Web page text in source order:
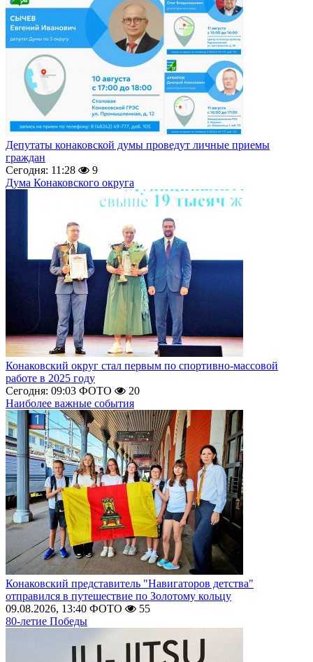
Депутаты конаковской думы проведут личные приемы
граждан
Сегодня: 11:28
9
Дума Конаковского округа
Конаковский округ стал первым по спортивно-массовой
работе в 2025 году
Сегодня: 09:03 ФОТО
20
Наиболее важные события
Конаковский представитель "Навигаторов детства"
отправился в путешествие по Золотому кольцу
09.08.2026, 13:40 ФОТО
55
80-летие Победы